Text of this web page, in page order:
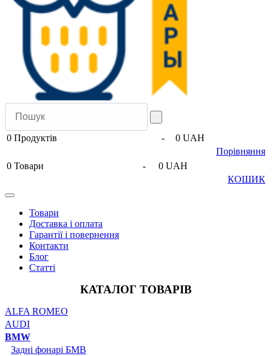
0 Продуктів -
0 UAH
Порівняння
0 Товари -
0 UAH
КОШИК
Товари
Доставка і оплата
Гарантії і повернення
Контакти
Блог
Статті
КАТАЛОГ ТОВАРІВ
ALFA ROMEO
AUDI
BMW
Задні фонарі БМВ